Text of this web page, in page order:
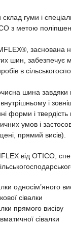
склад гуми і
з метою
заснована
шин, забезпечує
в
шина завдяки
і
форми і твердість
умов і
прямий висів).
від OTICO,
односім’яного
сівалки
прямого висіву
сівалки